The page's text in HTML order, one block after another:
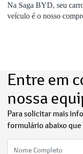
Na Saga BYD, seu
veículo é o nosso
Entre em
nossa
Para solicitar mais
formulário abaixo